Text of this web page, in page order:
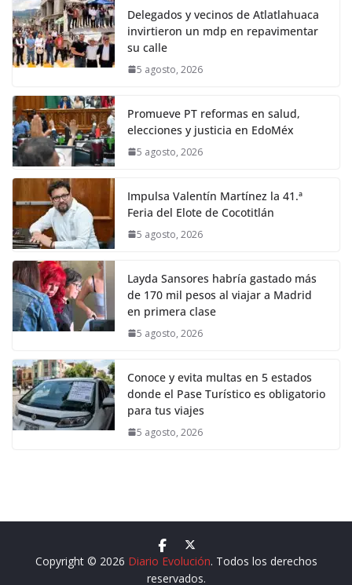
Delegados y vecinos de Atlatlahuaca
invirtieron un mdp en repavimentar
su calle
5 agosto, 2026
Promueve PT reformas en salud,
elecciones y justicia en EdoMéx
5 agosto, 2026
Impulsa Valentín Martínez la 41.ª
Feria del Elote de Cocotitlán
5 agosto, 2026
Layda Sansores habría gastado más
de 170 mil pesos al viajar a Madrid
en primera clase
5 agosto, 2026
Conoce y evita multas en 5 estados
donde el Pase Turístico es obligatorio
para tus viajes
5 agosto, 2026
Copyright © 2026 Diario Evolución. Todos los derechos
reservados.